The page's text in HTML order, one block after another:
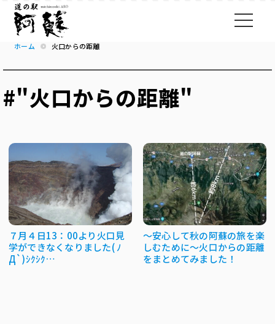
ホーム 火口からの距離
#"火口からの距離"
７月４日13：00より火口見
学ができなくなりました( ﾉ
Д`)ｼｸｼｸ…
～安心して秋の阿蘇の旅を楽
しむために～火口からの距離
をまとめてみました！